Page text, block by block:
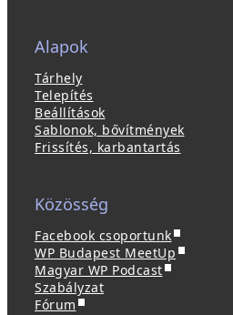
Alapok
Tárhely
Telepítés
Beállítások
Sablonok, bővítmények
Frissítés, karbantartás
Közösség
Facebook csoportunk(
ú
j
WP Budapest MeetUp (
Magyar WP Podcast(
Szabályzat
Fórum (